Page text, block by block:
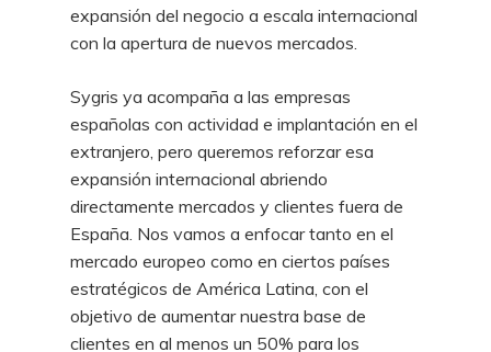
expansión del negocio a escala internacional
con la apertura de nuevos mercados.
Sygris ya acompaña a las empresas
españolas con actividad e implantación en el
extranjero, pero queremos reforzar esa
expansión internacional abriendo
directamente mercados y clientes fuera de
España. Nos vamos a enfocar tanto en el
mercado europeo como en ciertos países
estratégicos de América Latina, con el
objetivo de aumentar nuestra base de
clientes en al menos un 50% para los